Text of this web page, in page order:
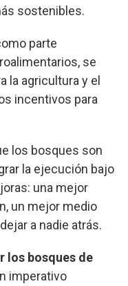
sostenibles.
parte
se
la agricultura y el
incentivos para
los bosques son
la ejecución bajo
una mejor
un mejor medio
a nadie atrás.
los bosques de
imperativo